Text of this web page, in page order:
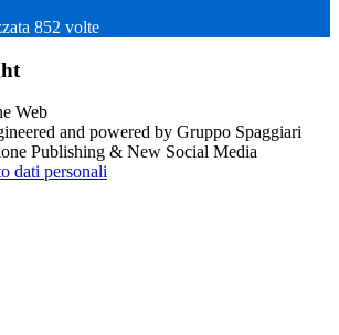
852 volte
and powered by Gruppo Spaggiari
Publishing & New Social Media
dati personali